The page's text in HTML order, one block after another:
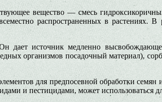
вещество — смесь
распространенных в растениях.
дает источник медлен­но
организмов по­садочный материал),
для предпосев­ной обработки
и пес­тицидами, может использоваться